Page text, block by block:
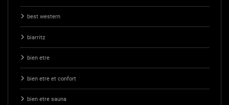
best western
biarritz
bien etre
bien etre et confort
bien etre sauna